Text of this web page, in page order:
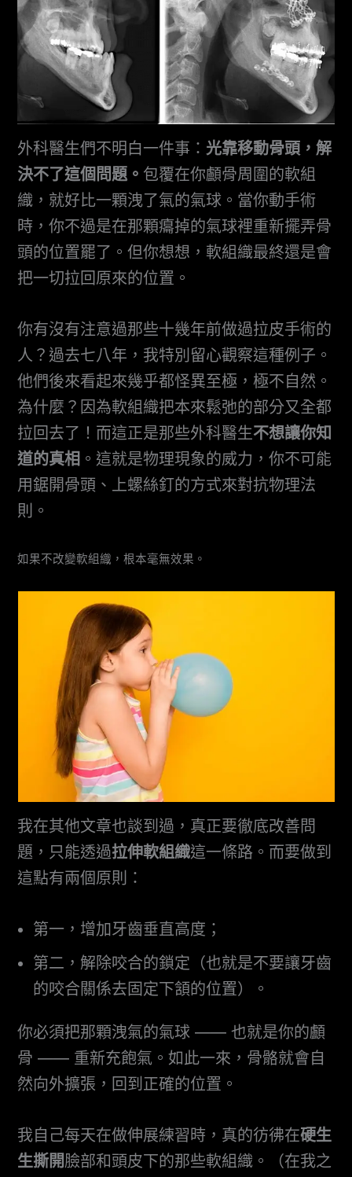
外科醫生們不明白一件事： 光靠移動骨頭，解
決不了這個問題。 包覆在你顱骨周圍的軟組
織，就好比一顆洩了氣的氣球。當你動手術
時，你不過是在那顆癟掉的氣球裡重新擺弄骨
頭的位置罷了。但你想想，軟組織最終還是會
把一切拉回原來的位置。
你有沒有注意過那些十幾年前做過拉皮手術的
人？過去七八年，我特別留心觀察這種例子。
他們後來看起來幾乎都怪異至極，極不自然。
為什麼？因為軟組織把本來鬆弛的部分又全都
拉回去了！而這正是那些外科醫生不想讓你知
道的真相 。這就是物理現象的威力，你不可能
用鋸開骨頭、上螺絲釘的方式來對抗物理法
則。
如果不改變軟組織，根本毫無效果。
我在其他文章也談到過，真正要徹底改善問
題，只能透過拉伸軟組織這一條路。而要做到
這點有兩個原則：
第一，增加牙齒垂直高度；
第二，解除咬合的鎖定（也就是不要讓牙齒
的咬合關係去固定下頷的位置）。
你必須把那顆洩氣的氣球 —— 也就是你的顱
骨 —— 重新充飽氣。如此一來，骨骼就會自
然向外擴張，回到正確的位置。
我自己每天在做伸展練習時，真的彷彿在硬生
生撕開臉部和頭皮下的那些軟組織。（在我之